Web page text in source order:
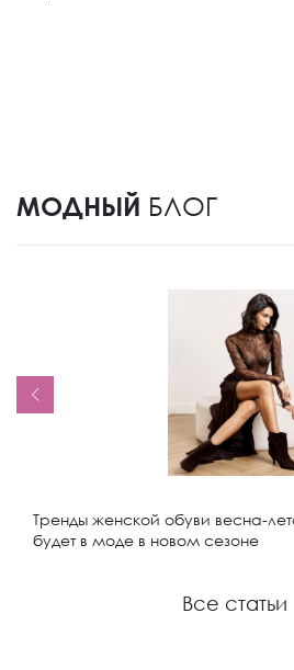
МОДНЫЙ БЛОГ
Тренды женской обуви весна-
будет в моде в новом сезоне
Все статьи